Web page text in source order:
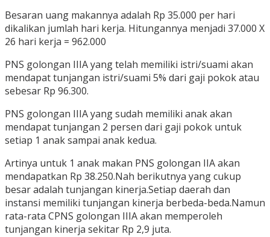
Besaran uang makannya adalah Rp 35.000 per hari
dikalikan jumlah hari kerja. Hitungannya menjadi 37.000 X
26 hari kerja = 962.000
PNS golongan IIIA yang telah memiliki istri/suami akan
mendapat tunjangan istri/suami 5% dari gaji pokok atau
sebesar Rp 96.300.
PNS golongan IIIA yang sudah memiliki anak akan
mendapat tunjangan 2 persen dari gaji pokok untuk
setiap 1 anak sampai anak kedua.
Artinya untuk 1 anak makan PNS golongan IIA akan
mendapatkan Rp 38.250.Nah berikutnya yang cukup
besar adalah tunjangan kinerja.Setiap daerah dan
instansi memiliki tunjangan kinerja berbeda-beda.Namun
rata-rata CPNS golongan IIIA akan memperoleh
tunjangan kinerja sekitar Rp 2,9 juta.